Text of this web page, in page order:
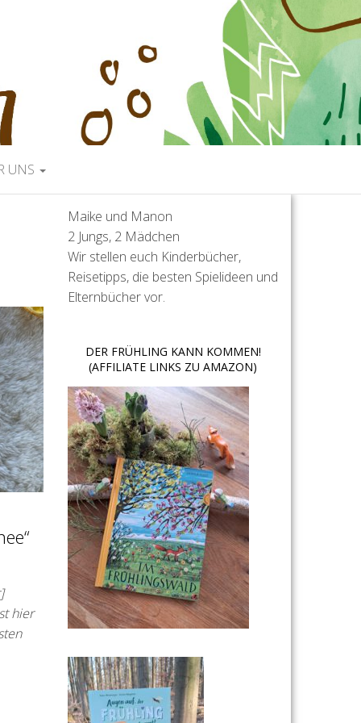
UNS
hier
Maike und Manon
2 Jungs, 2 Mädchen
Wir stellen euch Kinderbücher,
Reisetipps, die besten Spielideen und
Elternbücher vor.
DER FRÜHLING KANN KOMMEN!
(AFFILIATE LINKS ZU AMAZON)